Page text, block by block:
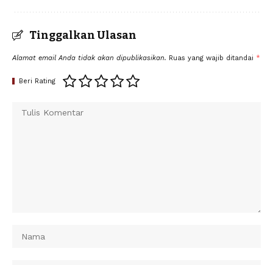
Tinggalkan Ulasan
Alamat email Anda tidak akan dipublikasikan. Ruas yang wajib ditandai *
Beri Rating